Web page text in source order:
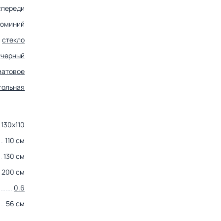
стекло
черный
130х110
110 см
130 см
200 см
0.6
56 см